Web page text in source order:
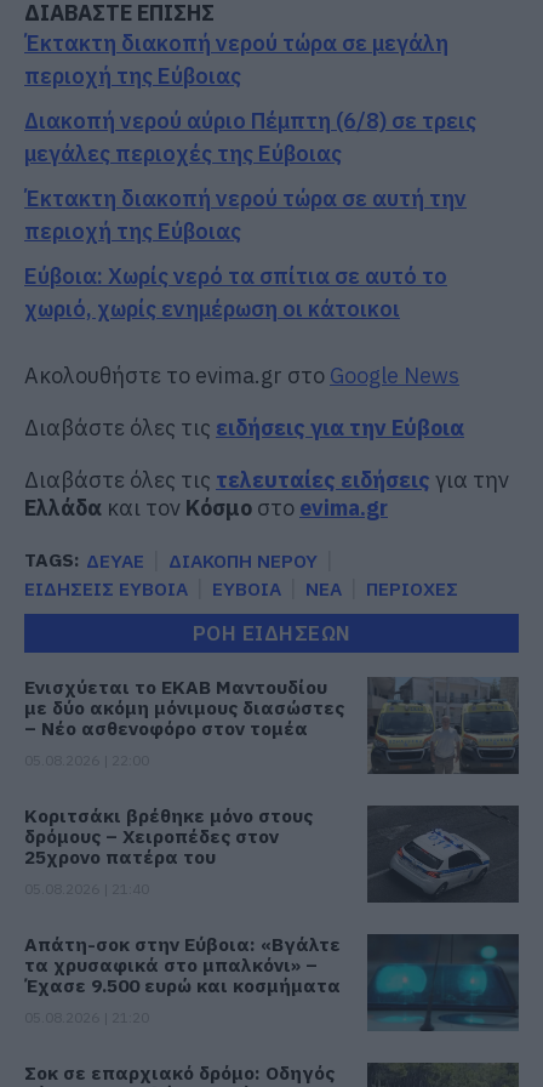
ΔΙΑΒΑΣΤΕ ΕΠΙΣΗΣ
Έκτακτη διακοπή νερού τώρα σε μεγάλη
περιοχή της Εύβοιας
Διακοπή νερού αύριο Πέμπτη (6/8) σε τρεις
μεγάλες περιοχές της Εύβοιας
Έκτακτη διακοπή νερού τώρα σε αυτή την
περιοχή της Εύβοιας
Εύβοια: Χωρίς νερό τα σπίτια σε αυτό το
χωριό, χωρίς ενημέρωση οι κάτοικοι
Ακολουθήστε το evima.gr στο Google News
Διαβάστε όλες τις ειδήσεις για την Εύβοια
Διαβάστε όλες τις τελευταίες ειδήσεις για την
Ελλάδα και τον Κόσμο στο evima.gr
TAGS: ΔΕΥΑΕ
ΔΙΑΚΟΠΗ ΝΕΡΟΥ
ΕΙΔΗΣΕΙΣ ΕΥΒΟΙΑ
ΕΥΒΟΙΑ ΝΕΑ ΠΕΡΙΟΧΕΣ
ΡΟΗ ΕΙΔΗΣΕΩΝ
Ενισχύεται το ΕΚΑΒ Μαντουδίου
με δύο ακόμη μόνιμους διασώστες
– Νέο ασθενοφόρο στον τομέα
Κοριτσάκι βρέθηκε μόνο στους
δρόμους – Χειροπέδες στον
25χρονο πατέρα του
Απάτη-σοκ στην Εύβοια: «Βγάλτε
τα χρυσαφικά στο μπαλκόνι» –
Έχασε 9.500 ευρώ και κοσμήματα
Σοκ σε επαρχιακό δρόμο: Οδηγός